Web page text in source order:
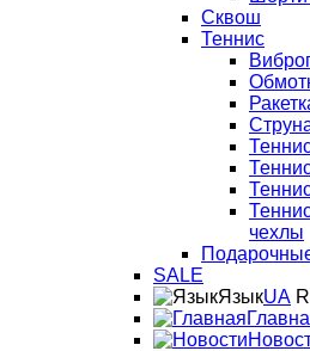
Сквош
Теннис
чехлы
SALE
ЯзыкUA